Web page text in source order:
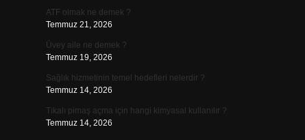
ATF olmak ne demek ?
Temmuz 21, 2026
Üvey aile ne demek ?
Temmuz 19, 2026
Sağlık hizmetinin temel hedefleri nelerdir ?
Temmuz 14, 2026
Tıkalı pimaş açma için hangi kimyasal kullanılır ?
Temmuz 14, 2026